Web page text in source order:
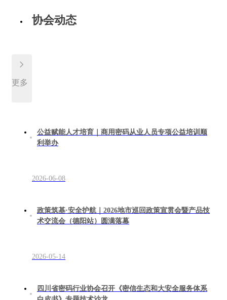
协会动态
更多
公益赋能人才培育｜商用密码从业人员专项公益培训顺
利举办
2026-06-08
政策筑基·安全护航｜2026地市巡回政策宣贯会暨产品技
术交流会（德阳站）圆满落幕
2026-05-14
四川省密码行业协会召开《密信生态和大安全服务体系